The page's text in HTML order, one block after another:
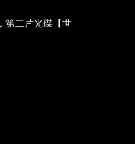
第二片光碟【世